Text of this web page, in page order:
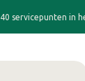
40 servicepunten in